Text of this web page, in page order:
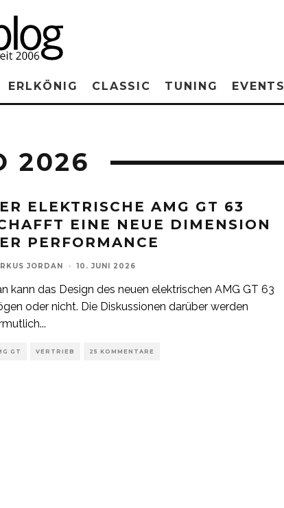
ERLKÖNIG CLASSIC TUNING EVENTS
2026
ELEKTRISCHE AMG GT 63
EINE NEUE DIMENSION
PERFORMANCE
JORDAN · 10. JUNI 2026
kann das Design des neuen elektrischen AMG GT 63
oder nicht. Die Diskussionen darüber werden
...
GT VERTRIEB 25 KOMMENTARE